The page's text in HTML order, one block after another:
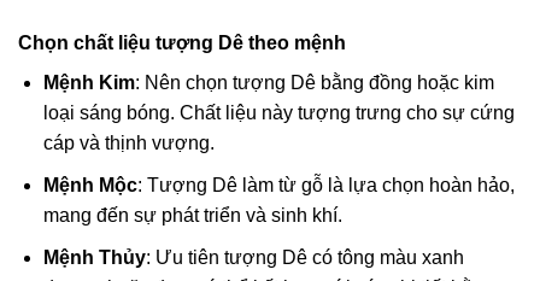
Chọn chất liệu tượng Dê theo mệnh
Mệnh Kim: Nên chọn tượng Dê bằng đồng hoặc kim
loại sáng bóng. Chất liệu này tượng trưng cho sự cứng
cáp và thịnh vượng.
Mệnh Mộc: Tượng Dê làm từ gỗ là lựa chọn hoàn hảo,
mang đến sự phát triển và sinh khí.
Mệnh Thủy: Ưu tiên tượng Dê có tông màu xanh